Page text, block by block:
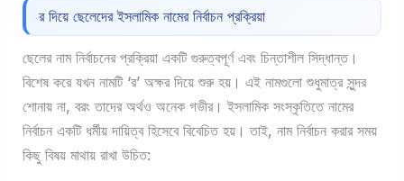
র দিয়ে ছেলেদের ইসলামিক নামের নির্বাচন প্রক্রিয়া
ছেলের নাম নির্বাচনের প্রক্রিয়া একটি গুরুত্বপূর্ণ এবং চিন্তাশীল সিদ্ধান্ত।
বিশেষ করে যখন নামটি ‘র’ অক্ষর দিয়ে শুরু হয়। এই নামগুলো শুধুমাত্র সুন্দর
শোনায় না, বরং তাদের অর্থও অনেক গভীর। ইসলামিক সংস্কৃতিতে নামের
নির্বাচন একটি ধর্মীয় দায়িত্ব হিসেবে বিবেচিত হয়। তাই, নাম নির্বাচন করার সময়
কিছু বিষয় মাথায় রাখা উচিত: